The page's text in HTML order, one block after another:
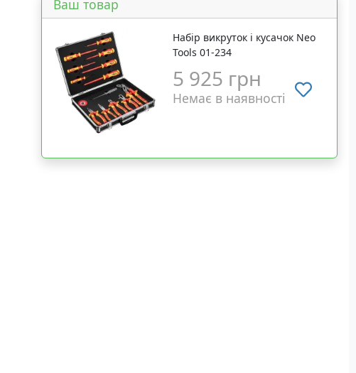
Ваш товар
Набір викруток і кусачок Neo
Tools 01-234
5 925 грн
Немає в наявності